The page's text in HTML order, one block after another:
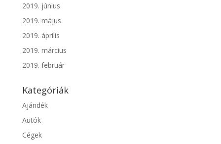
2019. június
2019. május
2019. április
2019. március
2019. február
Kategóriák
Ajándék
Autók
Cégek